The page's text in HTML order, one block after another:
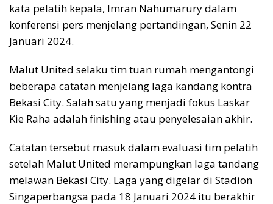
kata pelatih kepala, Imran Nahumarury dalam
konferensi pers menjelang pertandingan, Senin 22
Januari 2024.
Malut United selaku tim tuan rumah mengantongi
beberapa catatan menjelang laga kandang kontra
Bekasi City. Salah satu yang menjadi fokus Laskar
Kie Raha adalah finishing atau penyelesaian akhir.
Catatan tersebut masuk dalam evaluasi tim pelatih
setelah Malut United merampungkan laga tandang
melawan Bekasi City. Laga yang digelar di Stadion
Singaperbangsa pada 18 Januari 2024 itu berakhir